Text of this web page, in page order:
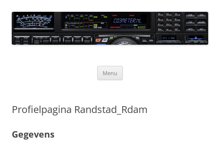
naar
de
inhoud CQ3meter
Website door en voor radio-amateurs
Menu
Profielpagina Randstad_Rdam
Gegevens